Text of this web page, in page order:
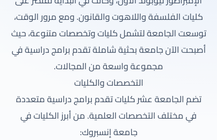
كليات الفلسفة واللاهوت والقانون. ومع مرور الوقت،
توسعت الجامعة لتشمل كليات وتخصصات متنوعة، حيث
أصبحت الآن جامعة بحثية شاملة تقدم برامج دراسية في
مجموعة واسعة من المجالات.
التخصصات والكليات
تضم الجامعة عشر كليات تقدم برامج دراسية متعددة
في مختلف التخصصات العلمية. من أبرز الكليات في
جامعة إنسبروك: